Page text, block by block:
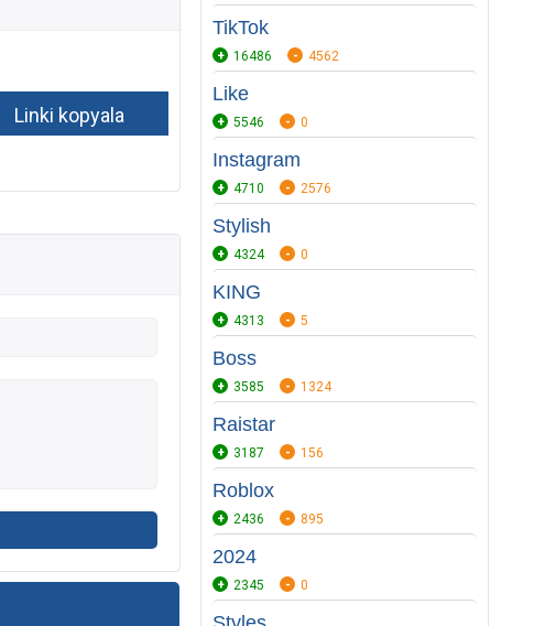
TikTok
16486 4562
Like
5546 0
Instagram
4710 2576
Stylish
4324 0
KING
4313 5
Boss
3585 1324
Raistar
3187 156
Roblox
2436 895
2024
2345 0